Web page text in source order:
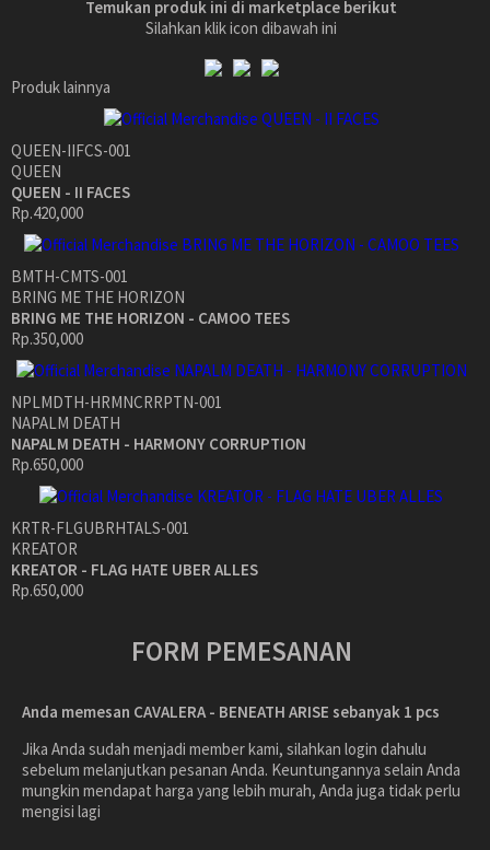
Temukan produk ini di marketplace berikut
Silahkan klik icon dibawah ini
Produk lainnya
QUEEN-IIFCS-001
QUEEN
QUEEN - II FACES
Rp.420,000
BMTH-CMTS-001
BRING ME THE HORIZON
BRING ME THE HORIZON - CAMOO TEES
Rp.350,000
NPLMDTH-HRMNCRRPTN-001
NAPALM DEATH
NAPALM DEATH - HARMONY CORRUPTION
Rp.650,000
KRTR-FLGUBRHTALS-001
KREATOR
KREATOR - FLAG HATE UBER ALLES
Rp.650,000
FORM PEMESANAN
Anda memesan CAVALERA - BENEATH ARISE sebanyak 1 pcs
Jika Anda sudah menjadi member kami, silahkan login dahulu
sebelum melanjutkan pesanan Anda. Keuntungannya selain Anda
mungkin mendapat harga yang lebih murah, Anda juga tidak perlu
mengisi lagi